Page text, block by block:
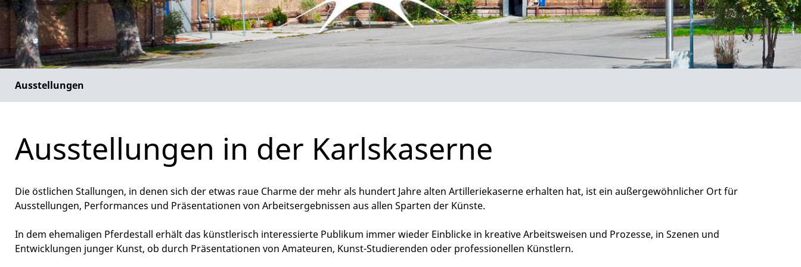
Ausstellungen
Ausstellungen in der Karlskaserne
Die östlichen Stallungen, in denen sich der etwas raue Charme der mehr als hundert Jahre alten Artilleriekaserne erhalten hat, ist ein außergewöhnlicher Ort für
Ausstellungen, Performances und Präsentationen von Arbeitsergebnissen aus allen Sparten der Künste.
In dem ehemaligen Pferdestall erhält das künstlerisch interessierte Publikum immer wieder Einblicke in kreative Arbeitsweisen und Prozesse, in Szenen und
Entwicklungen junger Kunst, ob durch Präsentationen von Amateuren, Kunst-Studierenden oder professionellen Künstlern.